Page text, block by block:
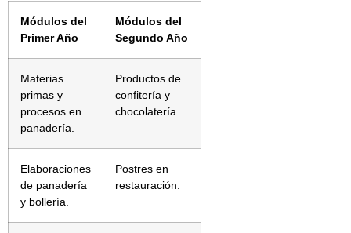
Módulos del
Primer Año
Módulos del
Segundo Año
Materias
primas y
procesos en
panadería.
Productos de
confitería y
chocolatería.
Elaboraciones
de panadería
y bollería.
Postres en
restauración.